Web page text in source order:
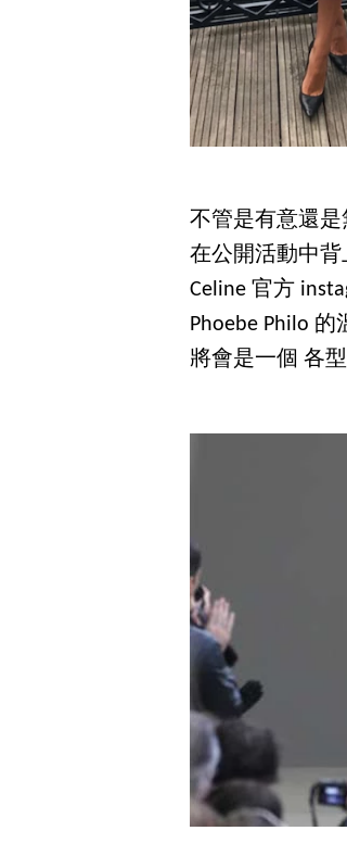
不管是有意還是
在公開活動中背
Celine 官方
Phoebe Philo
將會是一個 各